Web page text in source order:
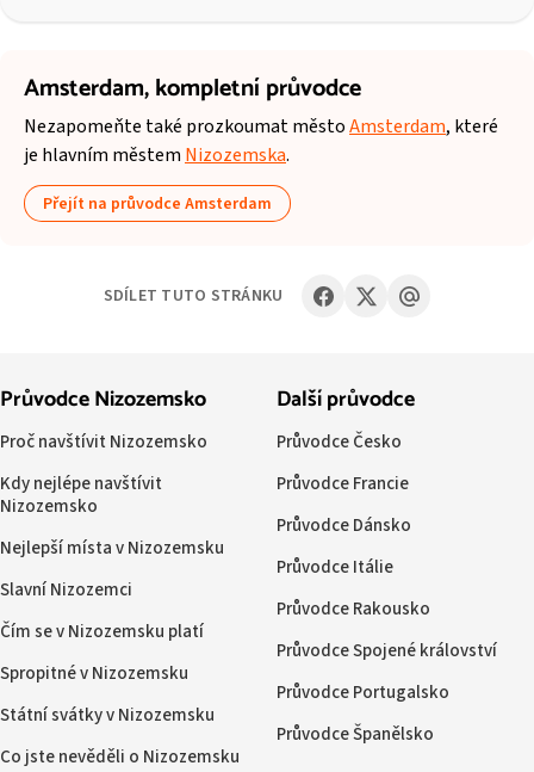
Amsterdam,kompletní průvodce
Nezapomeňte také prozkoumat městoAmsterdam, které
je hlavním městemNizozemska.
Přejít na průvodce Amsterdam
SDÍLET TUTO STRÁNKU
Průvodce Nizozemsko
Proč navštívit Nizozemsko
Kdy nejlépe navštívit
Nizozemsko
Nejlepší místa v Nizozemsku
Slavní Nizozemci
Čím se v Nizozemsku platí
Spropitné v Nizozemsku
Státní svátky v Nizozemsku
Co jste nevěděli o Nizozemsku
Další průvodce
Průvodce Česko
Průvodce Francie
Průvodce Dánsko
Průvodce Itálie
Průvodce Rakousko
Průvodce Spojené království
Průvodce Portugalsko
Průvodce Španělsko